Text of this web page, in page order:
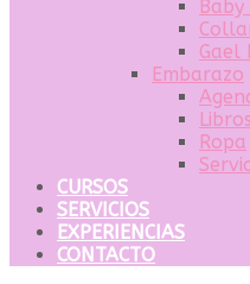
Gael
Embarazo
Libros
Ropa
CURSOS
SERVICIOS
EXPERIENCIAS
CONTACTO